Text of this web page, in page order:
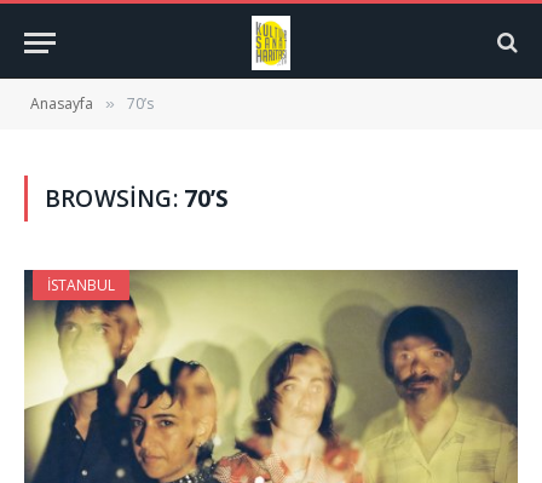
Anasayfa » 70’s
BROWSING: 70’S
İSTANBUL